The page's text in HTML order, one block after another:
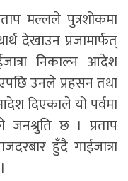
मल्लले पुत्रशोकमा
देखाउन प्रजामार्फत्
निकाल्न आदेश
उनले प्रहसन तथा
दिएकाले यो पर्वमा
छ । प्रताप
हुँदै गाईजात्रा